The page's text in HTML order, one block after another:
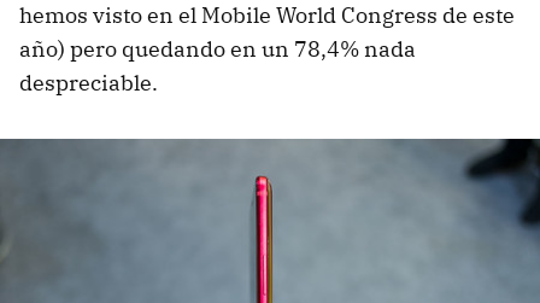
hemos visto en el Mobile World Congress de este
año) pero quedando en un 78,4% nada
despreciable.